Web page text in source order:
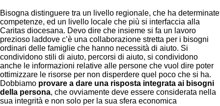
Bisogna distinguere tra un livello regionale, che ha determinate
competenze, ed un livello locale che più si interfaccia alla
Caritas diocesana. Devo dire che insieme si fa un lavoro
prezioso laddove c’è una collaborazione stretta per i bisogni
ordinari delle famiglie che hanno necessità di aiuto. Si
condividono stili di aiuto, percorsi di aiuto, si condividono
anche le informazioni relative alle persone che vuol dire poter
ottimizzare le risorse per non disperdere quel poco che si ha.
Dobbiamo provare a dare una risposta integrata ai bisogni
della persona, che ovviamente deve essere considerata nella
sua integrità e non solo per la sua sfera economica